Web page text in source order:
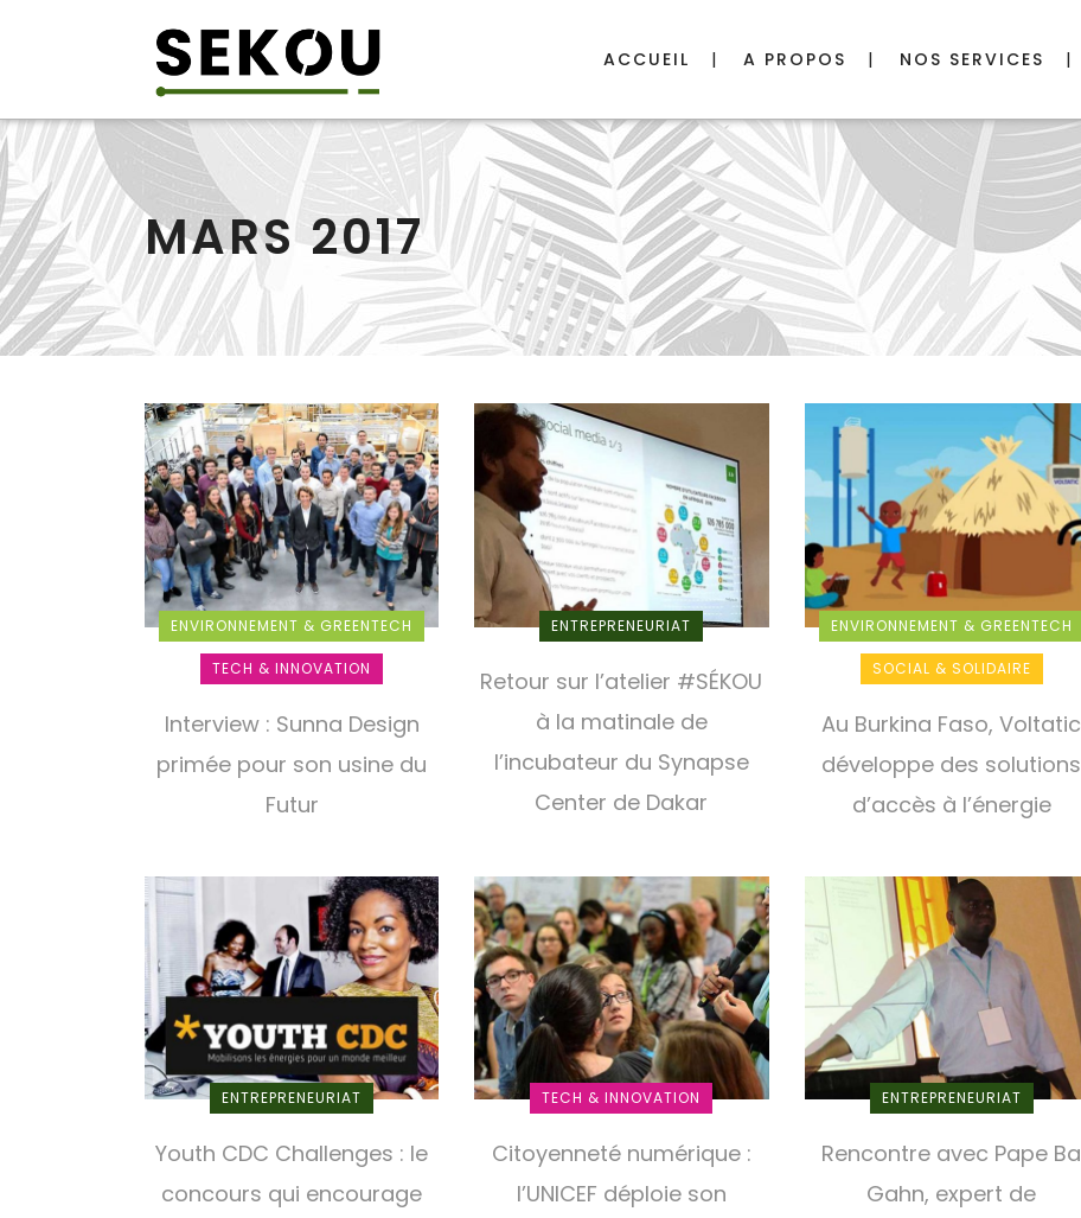
ACCUEIL A PROPOS NOS SERVICES
MARS 2017
ENVIRONNEMENT & GREENTECH
TECH & INNOVATION
Interview : Sunna Design
primée pour son usine du
Futur
ENTREPRENEURIAT
Retour sur l’atelier #SÉKOU
à la matinale de
l’incubateur du Synapse
Center de Dakar
ENVIRONNEMENT & GREENTECH
SOCIAL & SOLIDAIRE
Au Burkina Faso, Voltatic
développe des solutions
d’accès à l’énergie
ENTREPRENEURIAT
Youth CDC Challenges : le
concours qui encourage
TECH & INNOVATION
Citoyenneté numérique :
l’UNICEF déploie son
ENTREPRENEURIAT
Rencontre avec Pape Ba
Gahn, expert de